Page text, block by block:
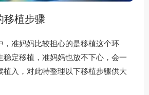
移植步骤
，准妈妈比较担心的是移植这个环
稳定移植，准妈妈也放不下心，会一
植入，对此特整理以下移植步骤供大